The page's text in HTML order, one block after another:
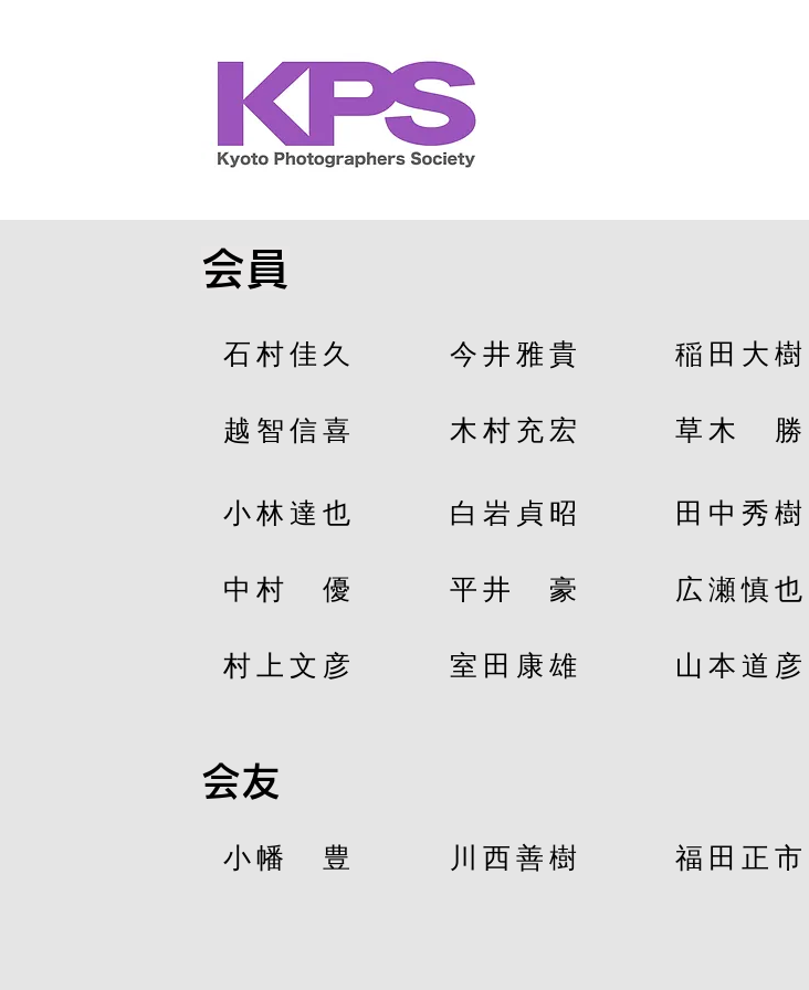
​会員
石村佳久
越智信喜
小林達也
中村 優
村上文彦
今井雅貴
木村充宏
白岩貞昭
平井 豪
室田康雄
稲田大樹
​草木 勝
​田中秀樹
広瀬慎也
​山本道彦
会友
小幡 豊 ​川西善樹 福田正市